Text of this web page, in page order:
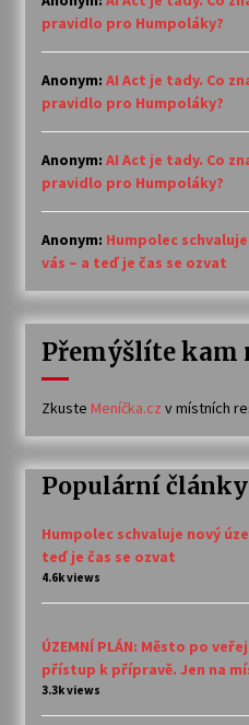
pravidlo pro Humpoláky?
Anonym: AI Act je tady. Co
pravidlo pro Humpoláky?
Anonym: AI Act je tady. Co
pravidlo pro Humpoláky?
Anonym: Humpolec
vás – a teď je čas se ozvat
Přemýšlíte kam
Zkuste Meníčka.cz v místních
Populární články
Humpolec schvaluje nový
teď je čas se ozvat
4.6k views
ÚZEMNÍ PLÁN: Město po
přístup k přípravě. Jen na
3.3k views